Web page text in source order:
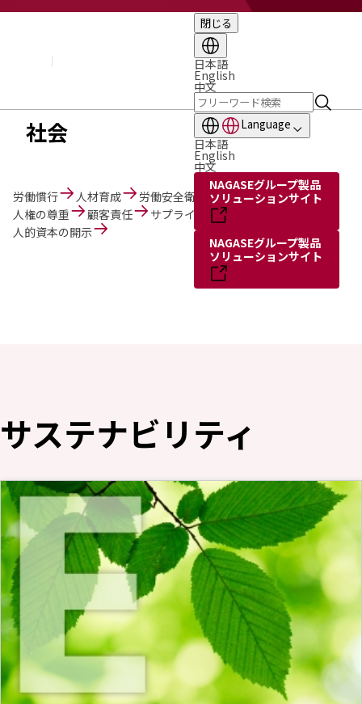
閉じる
日本語
English
中文
Language
日本語
English
中文
NAGASEグループ製品
ソリューションサイト
NAGASEグループ製品
ソリューションサイト
役員・執行役員
2025年
2024年
2022年
2021年
2020年
2019年
2018年
2017年
2016年
2015年
2014年
事業案内
機能化学品事業部
スペシャリティケミカル事業部
社会
労働慣行 人材育成
労働安全衛生・健康経営
人権の尊重
顧客責任
サプライチェーン
人的資本の開示
サステナビリティ